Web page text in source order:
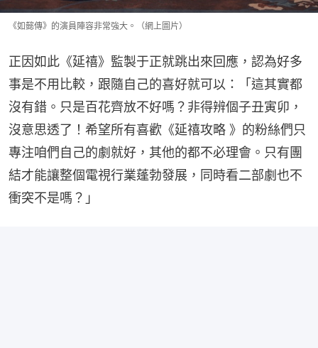
《如懿傳》的演員陣容非常強大。（網上圖片）
正因如此《延禧》監製于正就跳出來回應，認為好多
事是不用比較，跟隨自己的喜好就可以：「這其實都
沒有錯。只是百花齊放不好嗎？非得辨個子丑寅卯，
沒意思透了！希望所有喜歡《延禧攻略 》的粉絲們只
專注咱們自己的劇就好，其他的都不必理會。只有團
結才能讓整個電視行業蓬勃發展，同時看二部劇也不
衝突不是嗎？」